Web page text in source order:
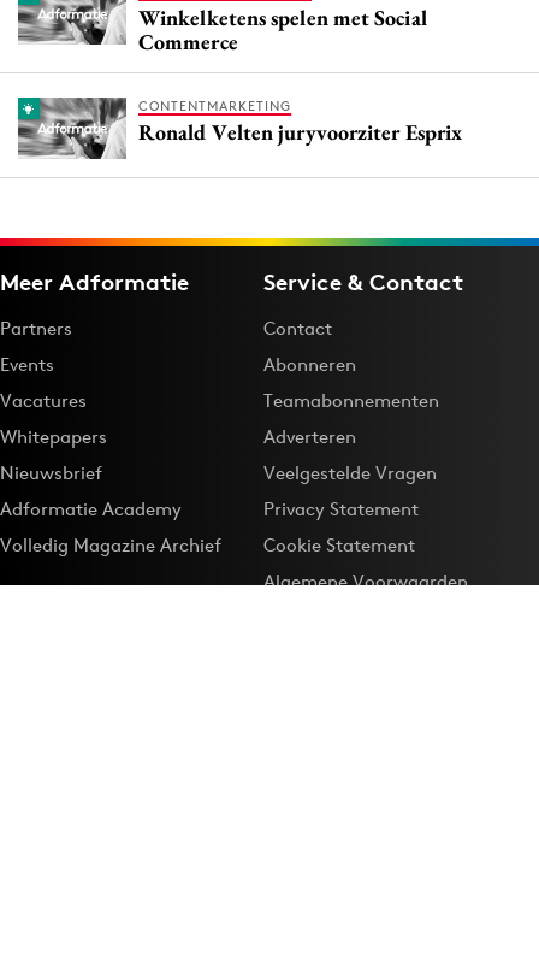
Winkelketens spelen met Social
Commerce
CONTENTMARKETING
Ronald Velten juryvoorziter Esprix
Meer Adformatie
Partners
Events
Vacatures
Whitepapers
Nieuwsbrief
Adformatie Academy
Volledig Magazine Archief
Service & Contact
Contact
Abonneren
Teamabonnementen
Adverteren
Veelgestelde Vragen
Privacy Statement
Cookie Statement
Algemene Voorwaarden